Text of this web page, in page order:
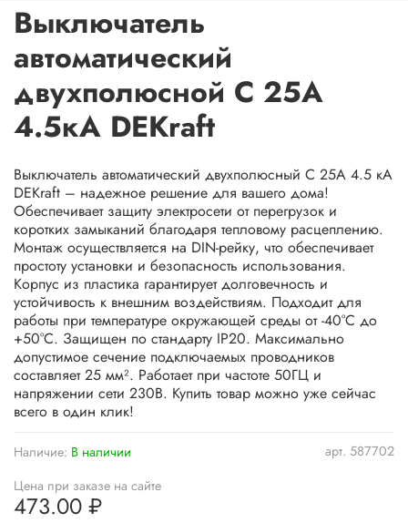
арт. 587702
Наличие: В наличии
Выключатель
автоматический
двухполюсной C 25А
4.5кА DEKraft
Цена при заказе на сайте
473.00 ₽
Выключатель автоматический двухполюсный C 25A 4.5 кА
DEKraft – надежное решение для вашего дома!
Обеспечивает защиту электросети от перегрузок и
коротких замыканий благодаря тепловому расцеплению.
Монтаж осуществляется на DIN-рейку, что обеспечивает
простоту установки и безопасность использования.
Корпус из пластика гарантирует долговечность и
устойчивость к внешним воздействиям. Подходит для
работы при температуре окружающей среды от -40°C до
+50°C. Защищен по стандарту IP20. Максимально
допустимое сечение подключаемых проводников
составляет 25 мм². Работает при частоте 50ГЦ и
напряжении сети 230В. Купить товар можно уже сейчас
всего в один клик!